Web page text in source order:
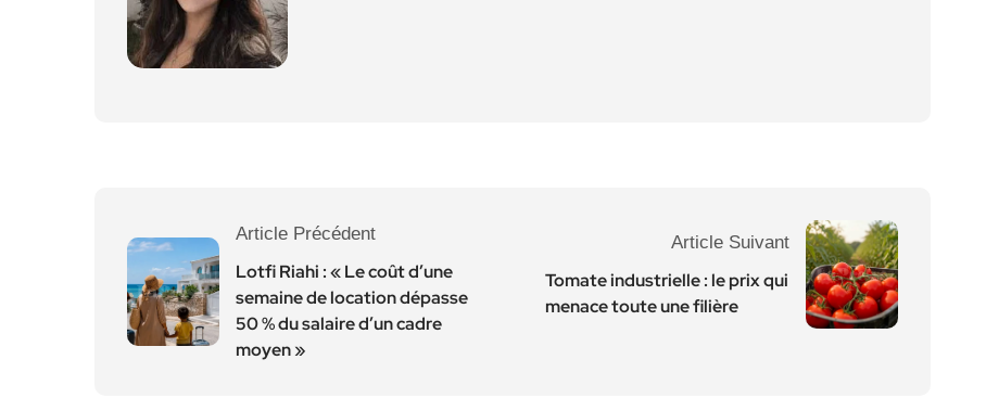
Article Précédent
Lotfi Riahi : « Le coût d’une
semaine de location dépasse
50 % du salaire d’un cadre
moyen »
Article Suivant
Tomate industrielle : le prix qui
menace toute une filière